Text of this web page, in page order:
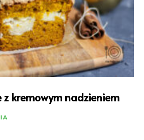
kremowym nadzieniem